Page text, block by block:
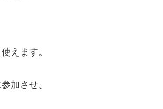
えます。
加させ、